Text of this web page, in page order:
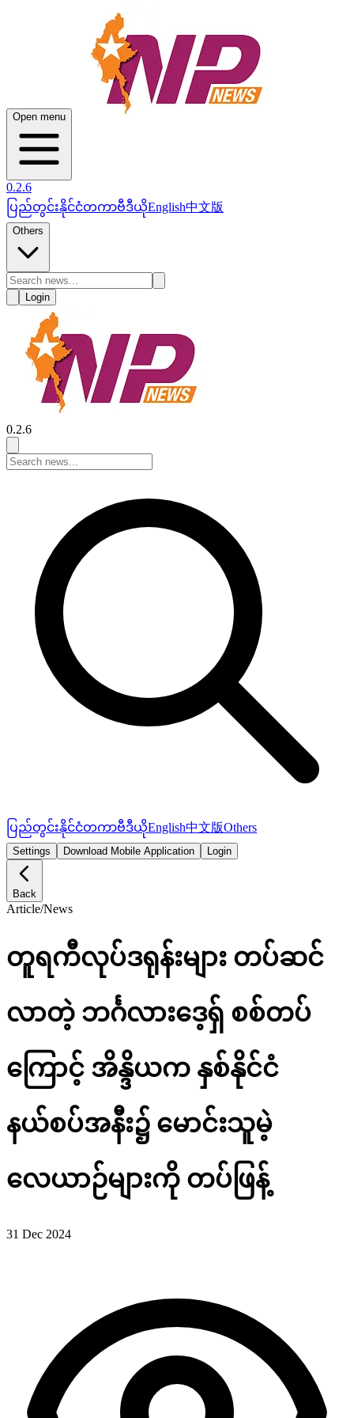
Open menu
0.2.6
ပြည်တွင်းနိုင်ငံတကာဗီဒီယိုEnglish中文版
Others
Login
0.2.6
ပြည်တွင်းနိုင်ငံတကာဗီဒီယိုEnglish中文版Others
Settings Download Mobile Application Login
Back
Article/News
တူရကီလုပ်ဒရုန်းများ တပ်ဆင်
လာတဲ့ ဘင်္ဂလားဒေ့ရှ် စစ်တပ်
ကြောင့် အိန္ဒိယက နှစ်နိုင်ငံ
နယ်စပ်အနီး၌ မောင်းသူမဲ့
လေယာဉ်များကို တပ်ဖြန့်
31 Dec 2024